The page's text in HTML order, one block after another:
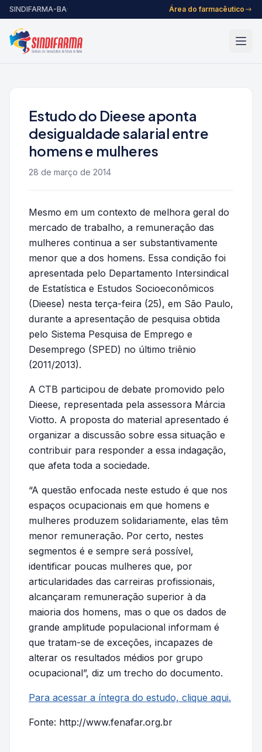
Pular para o conteúdo
SINDIFARMA-BA· Área do farmacêutico
Estudo do Dieese aponta
desigualdade salarial entre
homens e mulheres
28 de março de 2014
Mesmo em um contexto de melhora geral do
mercado de trabalho, a remuneração das
mulheres continua a ser substantivamente
menor que a dos homens. Essa condição foi
apresentada pelo Departamento Intersindical
de Estatística e Estudos Socioeconômicos
(Dieese) nesta terça-feira (25), em São Paulo,
durante a apresentação de pesquisa obtida
pelo Sistema Pesquisa de Emprego e
Desemprego (SPED) no último triênio
(2011/2013).
A CTB participou de debate promovido pelo
Dieese, representada pela assessora Márcia
Viotto. A proposta do material apresentado é
organizar a discussão sobre essa situação e
contribuir para responder a essa indagação,
que afeta toda a sociedade.
“A questão enfocada neste estudo é que nos
espaços ocupacionais em que homens e
mulheres produzem solidariamente, elas têm
menor remuneração. Por certo, nestes
segmentos é e sempre será possível,
identificar poucas mulheres que, por
articularidades das carreiras profissionais,
alcançaram remuneração superior à da
maioria dos homens, mas o que os dados de
grande amplitude populacional informam é
que tratam-se de exceções, incapazes de
alterar os resultados médios por grupo
ocupacional”, diz um trecho do documento.
Para acessar a íntegra do estudo, clique aqui.
Fonte: http://www.fenafar.org.br